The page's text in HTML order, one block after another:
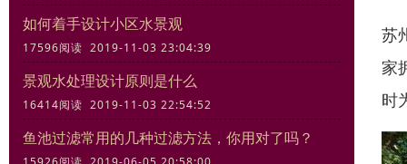
如何着手设计小区水景观
17596阅读 2019-11-03 23:04:39
景观水处理设计原则是什么
16414阅读 2019-11-03 22:54:52
鱼池过滤常用的几种过滤方法，你用对了吗？
苏
家
时